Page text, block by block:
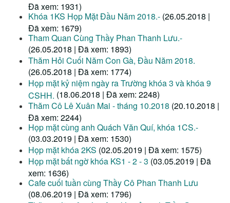
Đã xem: 1931)
Khóa 1KS Họp Mặt Đầu Năm 2018.- (26.05.2018 |
Đã xem: 1679)
Tham Quan Cùng Thầy Phan Thanh Lưu.-
(26.05.2018 | Đã xem: 1893)
Thăm Hỏi Cuối Năm Con Gà, Đầu Năm 2018.
(26.05.2018 | Đã xem: 1774)
Họp mặt kỷ niệm ngày ra Trường khóa 3 và khóa 9
CSHH. (18.06.2018 | Đã xem: 2248)
Thăm Cô Lê Xuân Mai - tháng 10.2018 (20.10.2018 |
Đã xem: 2244)
Họp mặt cùng anh Quách Văn Quí, khóa 1CS.-
(03.03.2019 | Đã xem: 1530)
Họp mặt khóa 2KS (02.05.2019 | Đã xem: 1575)
Họp mặt bất ngờ khóa KS1 - 2 - 3 (03.05.2019 | Đã
xem: 1636)
Cafe cuối tuần cùng Thầy Cô Phan Thanh Lưu
(08.06.2019 | Đã xem: 1796)